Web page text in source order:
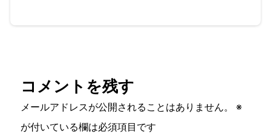
コメントを残す
メールアドレスが公開されることはありません。
※
が付いている欄は必須項目です